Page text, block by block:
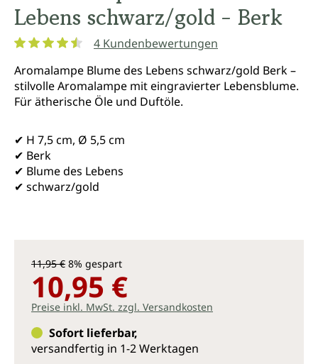
Lebens schwarz/gold - Berk
4 Kundenbewertungen
Aromalampe Blume des Lebens schwarz/gold Berk –
stilvolle Aromalampe mit eingravierter Lebensblume.
Für ätherische Öle und Duftöle.
✔ H 7,5 cm, Ø 5,5 cm
✔ Berk
✔ Blume des Lebens
✔ schwarz/gold
11,95 € 8% gespart
10,95 €
Preise inkl. MwSt. zzgl. Versandkosten
Sofort lieferbar,
versandfertig in 1-2 Werktagen